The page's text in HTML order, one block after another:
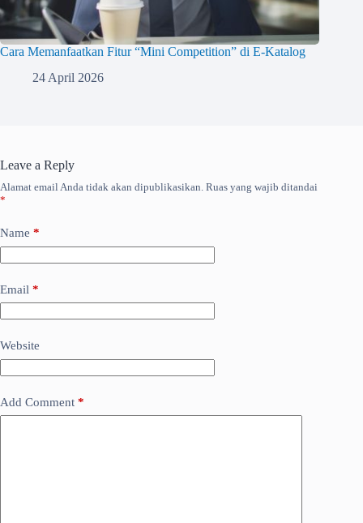
Cara Memanfaatkan Fitur “Mini Competition” di E-Katalog
24 April 2026
Leave a Reply
Alamat email Anda tidak akan dipublikasikan. Ruas yang wajib ditandai
*
Name *
Email *
Website
Add Comment *